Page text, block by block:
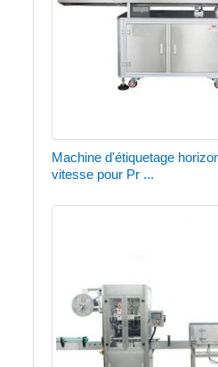
Machine d'étiquetage
vitesse pour Pr ...